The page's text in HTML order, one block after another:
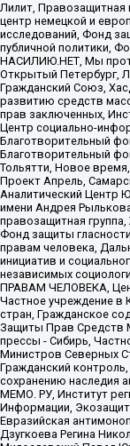
Лилит, Правозащитная
центр немецкой и
исследований, Фонд
публичной политики,
НАСИЛИЮ.НЕТ, Мы
Открытый Петербург,
Гражданский Союз,
развитию средств
прав заключенных,
Центр социально-
Благотворительный
Благотворительный
Тольятти, Новое время,
Проект Апрель,
Аналитический Центр
имени Андрея
правозащитная
Фонд защиты
правам человека,
инициатив и
независимых
ПРАВАМ ЧЕЛОВЕКА,
Частное учреждение в
стран, Гражданское
Защиты Прав Средств
прессы - Сибирь,
Министров Северных
Гражданский
сохранению наследия
МЕМО. РУ, Институт
Информации,
Евразийская
Дзугкоева Регина